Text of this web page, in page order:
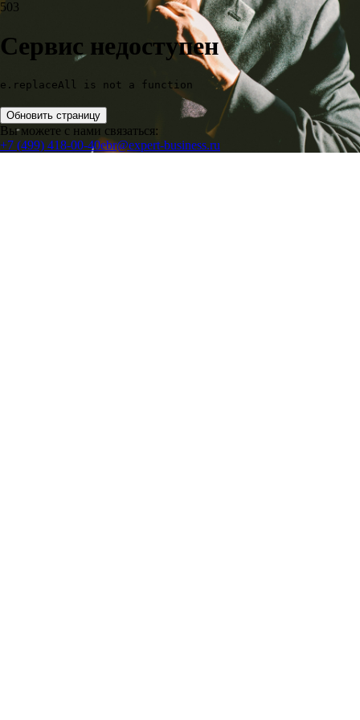
503
Сервис недоступен
e.replaceAll is not a function
Обновить страницу
Вы можете с нами связаться:
+7 (499) 418-00-40ebr@expert-business.ru